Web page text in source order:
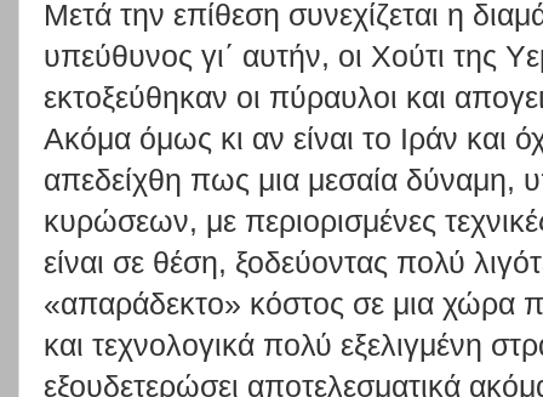
Μετά την επίθεση συνεχίζεται η
υπεύθυνος γι΄ αυτήν, οι Χούτι της
εκτοξεύθηκαν οι πύραυλοι και
Ακόμα όμως κι αν είναι το Ιράν και
απεδείχθη πως μια μεσαία δύναμη,
κυρώσεων, με περιορισμένες
είναι σε θέση, ξοδεύοντας πολύ
«απαράδεκτο» κόστος σε μια χώρα
και τεχνολογικά πολύ εξελιγμένη
εξουδετερώσει αποτελεσματικά